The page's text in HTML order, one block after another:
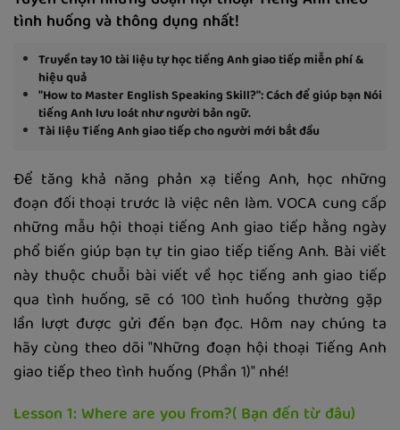
tình huống và thông dụng nhất!
Truyền tay 10 tài liệu tự học tiếng Anh giao tiếp miễn phí &
hiệu quả
"How to Master English Speaking Skill?": Cách để giúp bạn Nói
tiếng Anh lưu loát như người bản ngữ.
Tài liệu Tiếng Anh giao tiếp cho người mới bắt đầu
Để tăng khả năng phản xạ tiếng Anh, học những
đoạn đối thoại trước là việc nên làm. VOCA cung cấp
những mẫu hội thoại tiếng Anh giao tiếp hằng ngày
phổ biến giúp bạn tự tin giao tiếp tiếng Anh. Bài viết
này thuộc chuỗi bài viết về học tiếng anh giao tiếp
qua tình huống, sẽ có 100 tình huống thường gặp
lần lượt được gửi đến bạn đọc. Hôm nay chúng ta
hãy cùng theo dõi "Những đoạn hội thoại Tiếng Anh
giao tiếp theo tình huống (Phần 1)" nhé!
Lesson 1: Where are you from?(Bạn đến từ đâu)